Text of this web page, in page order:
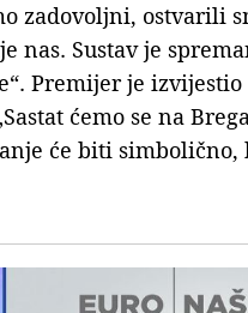
zadovoljni, ostvarili
nas. Sustav je
Premijer je izvijestio
ćemo se na
će biti simbolično,